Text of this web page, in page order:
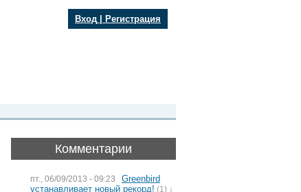
Вход Регистрация
Комментарии
пт., 06/09/2013 - 09:23
Greenbird
устанавливает новый рекорд! (1) ↓